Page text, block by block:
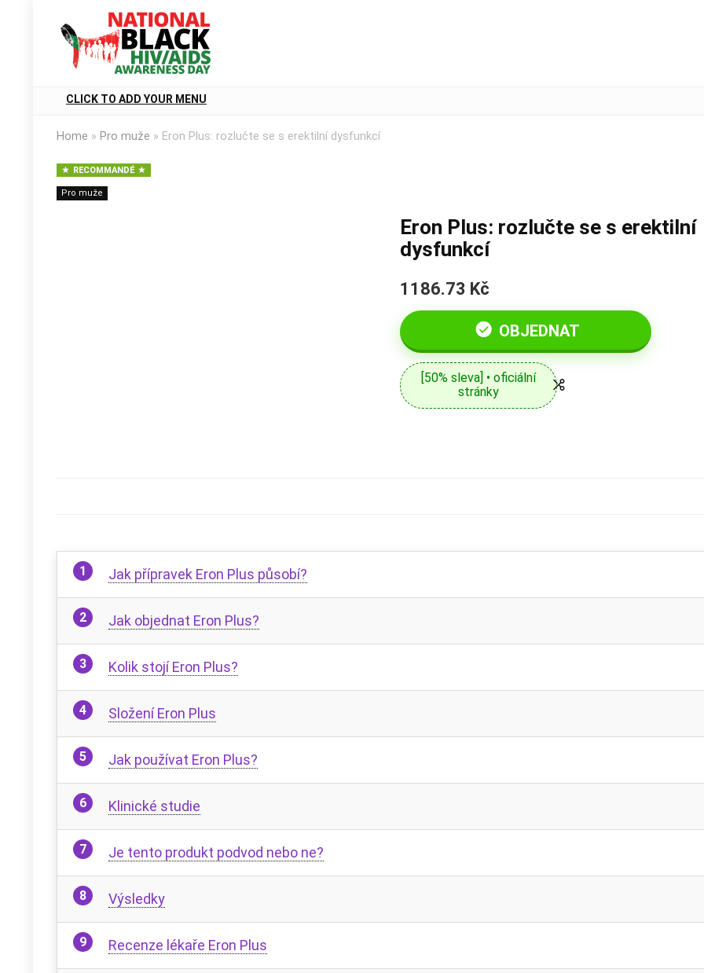
CLICK TO ADD YOUR MENU
Home » Pro muže » Eron Plus: rozlučte se s erektilní dysfunkcí
RECOMMANDÉ
Pro muže
Eron Plus: rozlučte se s erektilní
dysfunkcí
1186.73 Kč
OBJEDNAT
[50% sleva] • oficiální
stránky
Jak přípravek Eron Plus působí?
Jak objednat Eron Plus?
Kolik stojí Eron Plus?
Složení Eron Plus
Jak používat Eron Plus?
Klinické studie
Je tento produkt podvod nebo ne?
Výsledky
Recenze lékaře Eron Plus